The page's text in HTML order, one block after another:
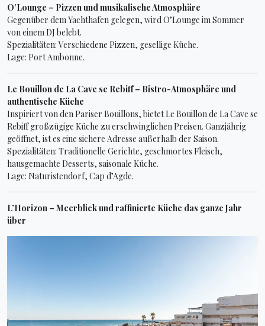
O’Lounge – Pizzen und musikalische Atmosphäre
Gegenüber dem Yachthafen gelegen, wird O’Lounge im Sommer
von einem DJ belebt.
Spezialitäten: Verschiedene Pizzen, gesellige Küche.
Lage: Port Ambonne.
Le Bouillon de La Cave se Rebiff – Bistro-Atmosphäre und
authentische Küche
Inspiriert von den Pariser Bouillons, bietet Le Bouillon de La Cave se
Rebiff großzügige Küche zu erschwinglichen Preisen. Ganzjährig
geöffnet, ist es eine sichere Adresse außerhalb der Saison.
Spezialitäten: Traditionelle Gerichte, geschmortes Fleisch,
hausgemachte Desserts, saisonale Küche.
Lage: Naturistendorf, Cap d’Agde.
L’Horizon – Meerblick und raffinierte Küche das ganze Jahr
über